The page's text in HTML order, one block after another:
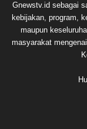
Gnewstv.id sebagai
kebijakan, program,
maupun
masyarakat